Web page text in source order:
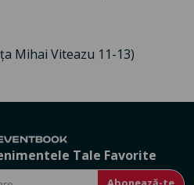
Mihai Viteazu 11-13)
Tale Favorite